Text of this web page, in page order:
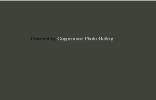
Powered by Coppermine Photo Gallery